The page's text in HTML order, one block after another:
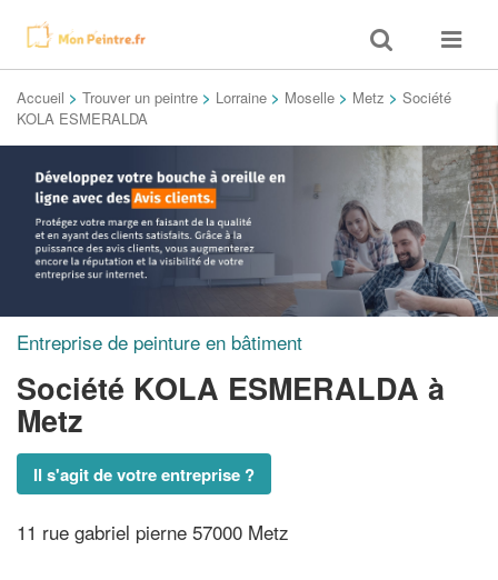
Toggle
search
Toggle
Accueil > Trouver un peintre > Lorraine > Moselle > Metz > Société
KOLA ESMERALDA
Entreprise de peinture en bâtiment
Société KOLA ESMERALDA à
Metz
Il s'agit de votre entreprise ?
11 rue gabriel pierne 57000 Metz